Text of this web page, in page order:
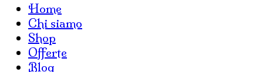
Home
Chi siamo
Shop
Offerte
Blog